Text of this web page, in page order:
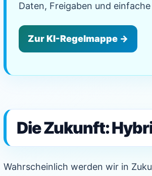
Daten, Freigaben und
Zur KI-Regelmappe →
Die Zukunft:
Wahrscheinlich werden wir in